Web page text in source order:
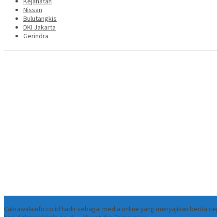
Nissan
Bulutangkis
DKI Jakarta
Gerindra
Cakrawalainfo.co.id hadir sebagai media online yang menyajikan berita